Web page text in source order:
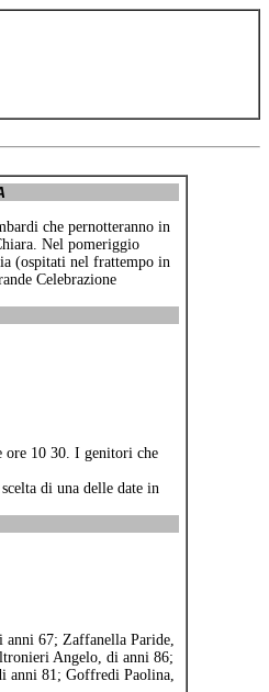
che pernotteranno in
Nel pomeriggio
(ospitati nel frattempo in
Celebrazione
ore 10 30. I genitori che
di una delle date in
67; Zaffanella Paride,
Angelo, di anni 86;
anni 81; Goffredi Paolina,